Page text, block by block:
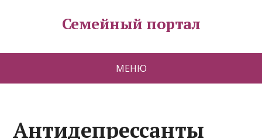
Семейный портал
МЕНЮ
Антидепрессанты